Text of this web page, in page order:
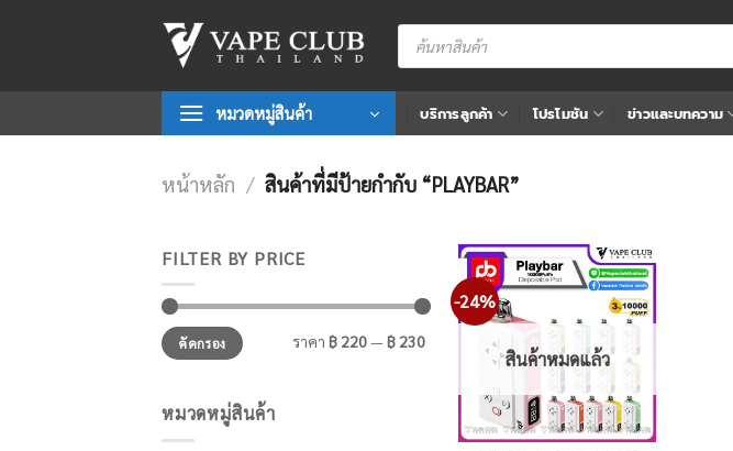
Products
search
หมวดหมู่สินค้า บริการลูกค้า โปรโมชัน ข่าวและบทความ
หน้าหลัก / สินค้าที่มีป้ายกำกับ “PLAYBAR”
FILTER BY PRICE
ราคา
ต่ำ
สุด
ราคา
สูงสุดคัดกรอง ราคา ฿ 220—฿ 230
หมวดหมู่สินค้า
-24%
Add
wishlist
สินค้าหมดแล้ว